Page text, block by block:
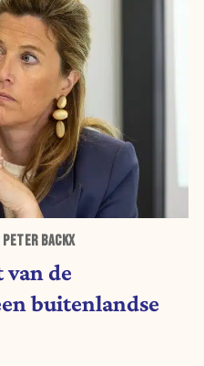
PETER BACKX
van de
buitenlandse